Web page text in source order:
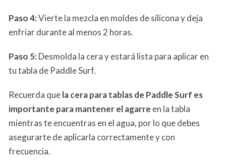
Paso 4:Vierte la mezcla en moldes de silicona y deja
enfriar durante al menos 2 horas.
Paso 5:Desmolda la cera y estará lista para aplicar en
tu tabla de Paddle Surf.
Recuerda quela cera para tablas de Paddle Surf es
importante para mantener el agarre en la tabla
mientras te encuentras en el agua, por lo que debes
asegurarte de aplicarla correctamente y con
frecuencia.